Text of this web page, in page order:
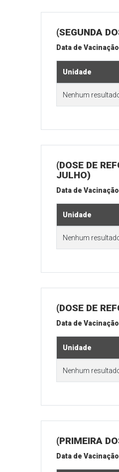
(SEGUNDA
Data de
Unidade
Nenhum
(DOSE DE
JULHO)
Data de
Unidade
Nenhum
(DOSE DE
Data de
Unidade
Nenhum
(PRIMEIRA
Data de